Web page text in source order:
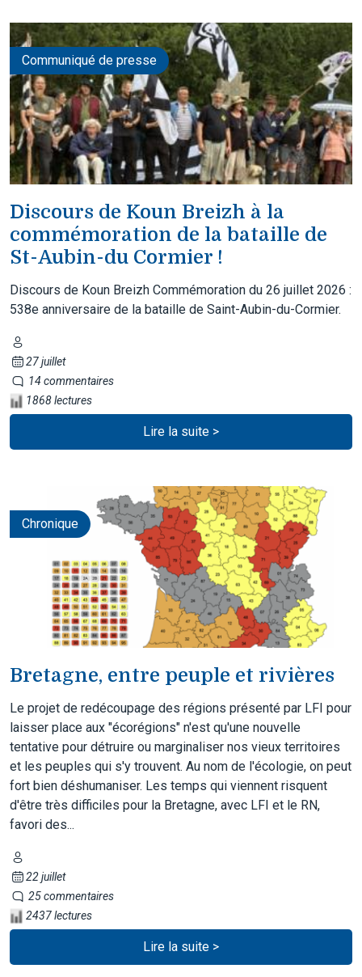
Communiqué de presse
Discours de Koun Breizh à la
commémoration de la bataille de
St-Aubin-du Cormier !
Discours de Koun Breizh Commémoration du 26 juillet 2026 :
538e anniversaire de la bataille de Saint-Aubin-du-Cormier.
27 juillet
14 commentaires
1868 lectures
Lire la suite >
Chronique
Bretagne, entre peuple et rivières
Le projet de redécoupage des régions présenté par LFI pour
laisser place aux "écorégions" n'est qu'une nouvelle
tentative pour détruire ou marginaliser nos vieux territoires
et les peuples qui s'y trouvent. Au nom de l'écologie, on peut
fort bien déshumaniser. Les temps qui viennent risquent
d'être très difficiles pour la Bretagne, avec LFI et le RN,
favori des...
22 juillet
25 commentaires
2437 lectures
Lire la suite >